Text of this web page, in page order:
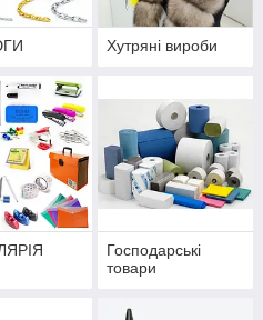
Хутряні вироби
Господарські
товари